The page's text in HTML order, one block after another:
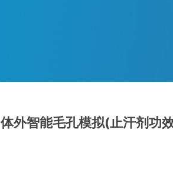
体外智能毛孔模拟(止汗剂功